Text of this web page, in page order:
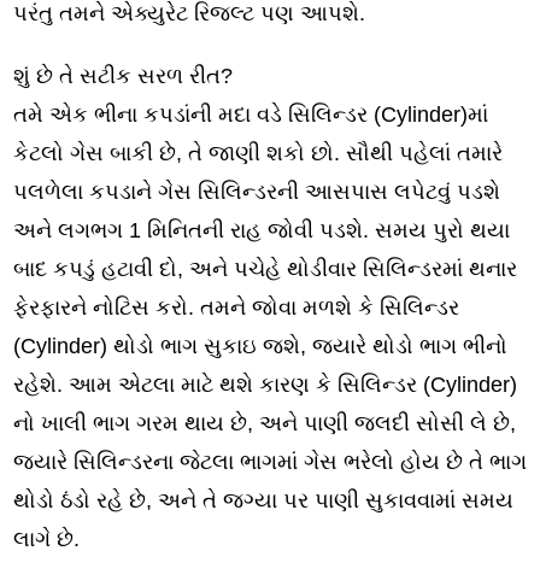
પરંતુ તમને એક્યુરેટ રિજલ્ટ પણ આપશે.
શું છે તે સટીક સરળ રીત?
તમે એક ભીના કપડાંની મદા વડે સિલિન્ડર (Cylinder)માં
કેટલો ગેસ બાકી છે, તે જાણી શકો છો. સૌથી પહેલાં તમારે
પલળેલા કપડાને ગેસ સિલિન્ડરની આસપાસ લપેટવું પડશે
અને લગભગ 1 મિનિતની રાહ જોવી પડશે. સમય પુરો થયા
બાદ કપડું હટાવી દો, અને પચેહે થોડીવાર સિલિન્ડરમાં થનાર
ફેરફારને નોટિસ કરો. તમને જોવા મળશે કે સિલિન્ડર
(Cylinder) થોડો ભાગ સુકાઇ જશે, જ્યારે થોડો ભાગ ભીનો
રહેશે. આમ એટલા માટે થશે કારણ કે સિલિન્ડર (Cylinder)
નો ખાલી ભાગ ગરમ થાય છે, અને પાણી જલદી સોસી લે છે,
જ્યારે સિલિન્ડરના જેટલા ભાગમાં ગેસ ભરેલો હોય છે તે ભાગ
થોડો ઠંડો રહે છે, અને તે જગ્યા પર પાણી સુકાવવામાં સમય
લાગે છે.